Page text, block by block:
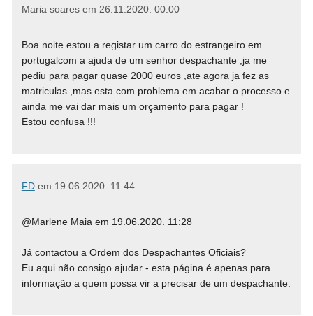
Maria soares em 26.11.2020. 00:00
Boa noite estou a registar um carro do estrangeiro em
portugalcom a ajuda de um senhor despachante ,ja me
pediu para pagar quase 2000 euros ,ate agora ja fez as
matriculas ,mas esta com problema em acabar o processo e
ainda me vai dar mais um orçamento para pagar !
Estou confusa !!!
FDem 19.06.2020. 11:44
@Marlene Maia em 19.06.2020. 11:28
Já contactou a Ordem dos Despachantes Oficiais?
Eu aqui não consigo ajudar - esta página é apenas para
informação a quem possa vir a precisar de um despachante.